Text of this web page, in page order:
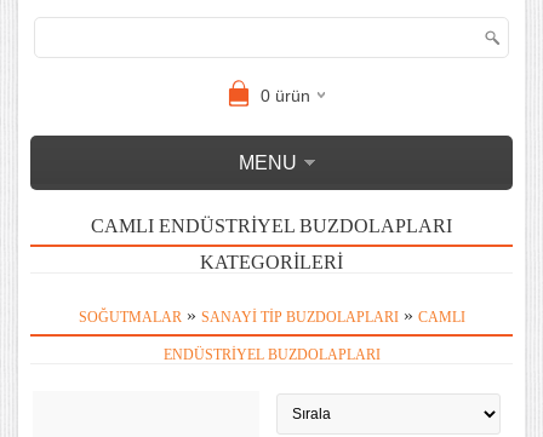
0ürün
MENU
CAMLI ENDÜSTRIYEL BUZDOLAPLARI
KATEGORILERI
SOĞUTMALAR » SANAYI TIP BUZDOLAPLARI» CAMLI
ENDÜSTRIYEL BUZDOLAPLARI